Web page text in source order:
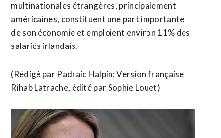
multinationales étrangères, principalement
américaines, constituent une part importante
de son économie et emploient environ ​11% des
salariés irlandais.
(Rédigé par Padraic Halpin; Version française ​
Rihab Latrache, édité par Sophie Louet)